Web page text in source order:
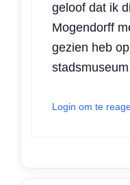
geloof dat ik
Mogendorff
gezien heb
Login om te